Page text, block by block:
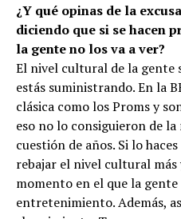
¿Y qué opinas de la
diciendo que si se hacen
la gente no los va a ver?
El nivel cultural de la gente
estás suministrando. En la
clásica como los Proms y
eso no lo consiguieron de la
cuestión de años. Si lo
rebajar el nivel cultural
momento en el que la
entretenimiento. Además,